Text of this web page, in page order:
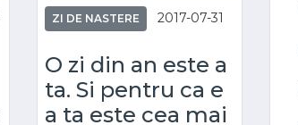
ZI DE NASTERE 2017-07-31
O zi din an este a
ta. Si pentru ca e
a ta este cea mai